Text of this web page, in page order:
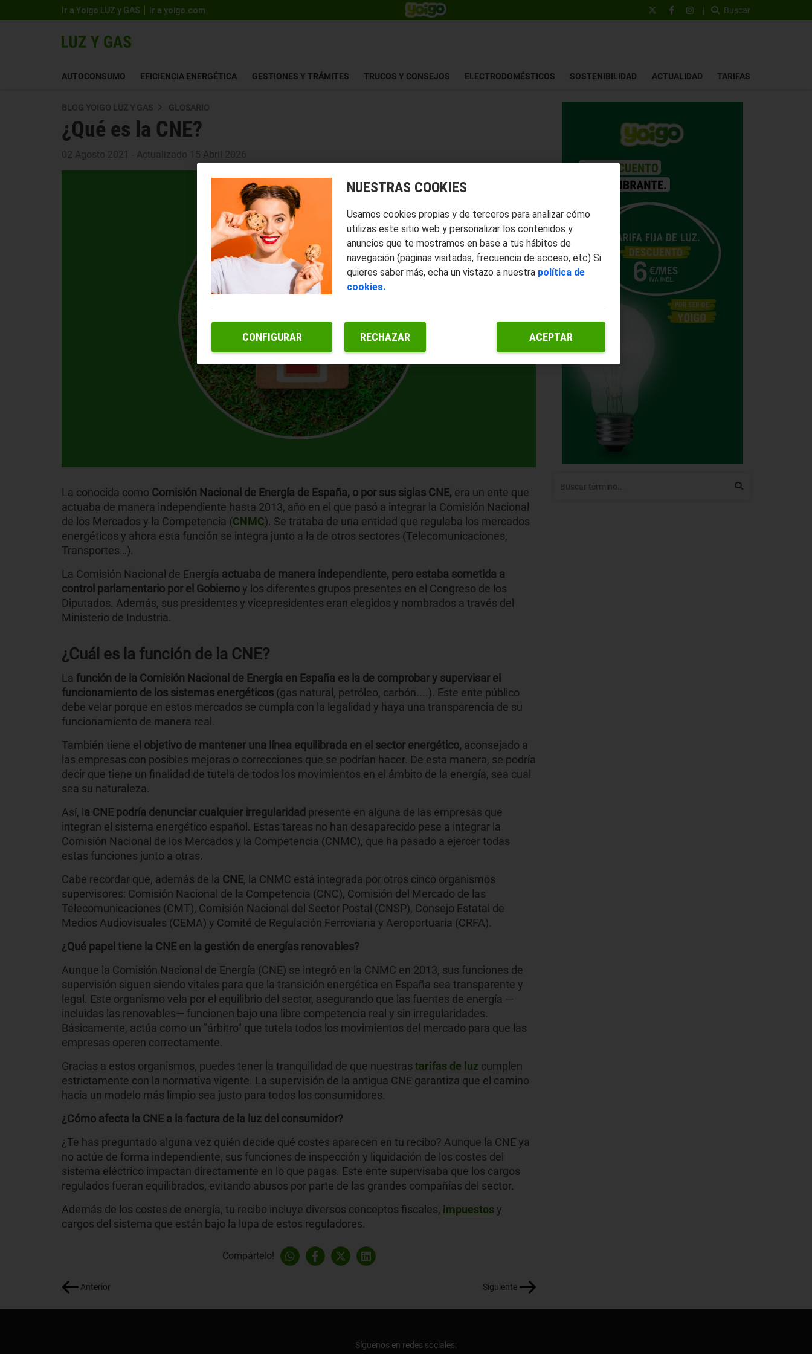
Ir a Yoigo LUZ y GAS Ir a yoigo.com | Buscar
AUTOCONSUMO EFICIENCIA ENERGÉTICA GESTIONES Y TRÁMITES TRUCOS Y CONSEJOS ELECTRODOMÉSTICOS SOSTENIBILIDAD ACTUALIDAD TARIFAS
BLOG YOIGO LUZ Y GAS GLOSARIO
¿Qué es la CNE?
02 Agosto 2021 - Actualizado 15 Abril 2026
La conocida como Comisión Nacional de Energía de España, o por sus siglas CNE, era un ente que
actuaba de manera independiente hasta 2013, año en el que pasó a integrar la Comisión Nacional
de los Mercados y la Competencia (CNMC). Se trataba de una entidad que regulaba los mercados
energéticos y ahora esta función se integra junto a la de otros sectores (Telecomunicaciones,
Transportes…).
La Comisión Nacional de Energía actuaba de manera independiente, pero estaba sometida a
control parlamentario por el Gobiernoy los diferentes grupos presentes en el Congreso de los
Diputados. Además, sus presidentes y vicepresidentes eran elegidos y nombrados a través del
Ministerio de Industria.
¿Cuál es la función de la CNE?
La función de la Comisión Nacional de Energía en España es la de comprobar y supervisar el
funcionamiento de los sistemas energéticos (gas natural, petróleo, carbón....). Este ente público
debe velar porque en estos mercados se cumpla con la legalidad y haya una transparencia de su
funcionamiento de manera real.
También tiene el objetivo de mantener una línea equilibrada en el sector energético, aconsejado a
las empresas con posibles mejoras o correcciones que se podrían hacer. De esta manera, se podría
decir que tiene un finalidad de tutela de todos los movimientos en el ámbito de la energía, sea cual
sea su naturaleza.
Así, la CNE podría denunciar cualquier irregularidad presente en alguna de las empresas que
integran el sistema energético español. Estas tareas no han desaparecido pese a integrar la
Comisión Nacional de los Mercados y la Competencia (CNMC), que ha pasado a ejercer todas
estas funciones junto a otras.
Cabe recordar que, además de la CNE, la CNMC está integrada por otros cinco organismos
supervisores: Comisión Nacional de la Competencia (CNC), Comisión del Mercado de las
Telecomunicaciones (CMT), Comisión Nacional del Sector Postal (CNSP), Consejo Estatal de
Medios Audiovisuales (CEMA) y Comité de Regulación Ferroviaria y Aeroportuaria (CRFA).
¿Qué papel tiene la CNE en la gestión de energías renovables?
Aunque la Comisión Nacional de Energía (CNE) se integró en la CNMC en 2013, sus funciones de
supervisión siguen siendo vitales para que la transición energética en España sea transparente y
legal. Este organismo vela por el equilibrio del sector, asegurando que las fuentes de energía —
incluidas las renovables— funcionen bajo una libre competencia real y sin irregularidades.
Básicamente, actúa como un "árbitro" que tutela todos los movimientos del mercado para que las
empresas operen correctamente.
Gracias a estos organismos, puedes tener la tranquilidad de que nuestras tarifas de luz cumplen
estrictamente con la normativa vigente. La supervisión de la antigua CNE garantiza que el camino
hacia un modelo más limpio sea justo para todos los consumidores.
¿Cómo afecta la CNE a la factura de la luz del consumidor?
¿Te has preguntado alguna vez quién decide qué costes aparecen en tu recibo? Aunque la CNE ya
no actúe de forma independiente, sus funciones de inspección y liquidación de los costes del
sistema eléctrico impactan directamente en lo que pagas. Este ente supervisaba que los cargos
regulados fueran equilibrados, evitando abusos por parte de las grandes compañías del sector.
Además de los costes de energía, tu recibo incluye diversos conceptos fiscales, impuestosy
cargos del sistema que están bajo la lupa de estos reguladores.
Compártelo!
Anterior Siguiente
Síguenos en redes sociales:
NUESTRAS COOKIES
Usamos cookies propias y de terceros para analizar cómo
utilizas este sitio web y personalizar los contenidos y
anuncios que te mostramos en base a tus hábitos de
navegación (páginas visitadas, frecuencia de acceso, etc) Si
quieres saber más, echa un vistazo a nuestra política de
cookies.
CONFIGURAR RECHAZAR ACEPTAR